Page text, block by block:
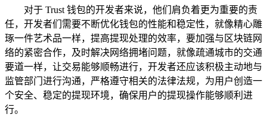
对于 Trust 钱包的开发者来说，他们肩负着更为重要的责
任，开发者们需要不断优化钱包的性能和稳定性，就像精心雕
琢一件艺术品一样，提高提现处理的效率，要加强与区块链网
络的紧密合作，及时解决网络拥堵问题，就像疏通城市的交通
要道一样，让交易能够顺畅进行，开发者还应该积极主动地与
监管部门进行沟通，严格遵守相关的法律法规，为用户创造一
个安全、稳定的提现环境，确保用户的提现操作能够顺利进
行。